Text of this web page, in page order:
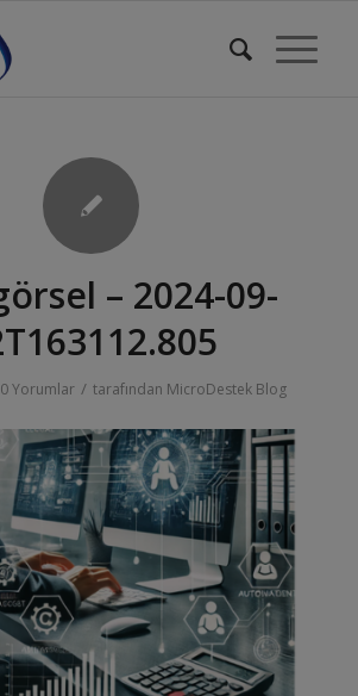
– 2024-09-
0 Yorumlar / tarafından MicroDestek Blog